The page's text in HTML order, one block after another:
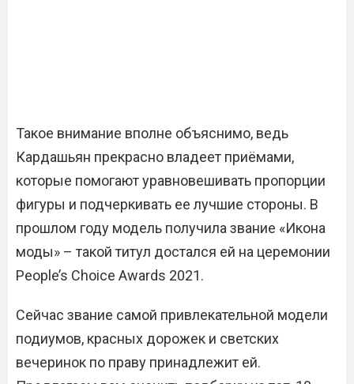
Такое внимание вполне объяснимо, ведь
Кардашьян прекрасно владеет приёмами,
которые помогают уравновешивать пропорции
фигуры и подчеркивать ее лучшие стороны. В
прошлом году модель получила звание «Икона
моды» – такой титул достался ей на церемонии
People’s Choice Awards 2021.
Сейчас звание самой привлекательной модели
подиумов, красных дорожек и светских
вечеринок по праву принадлежит ей.